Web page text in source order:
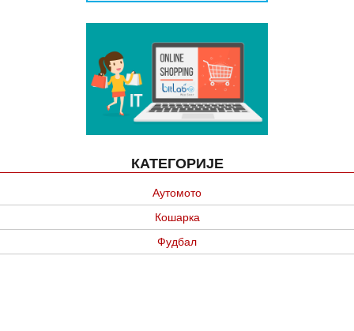
КАТЕГОРИЈЕ
Аутомото
Кошарка
Фудбал